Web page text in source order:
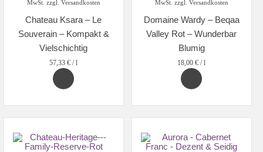
MwSt. zzgl. Versandkosten
Chateau Ksara – Le
Souverain – Kompakt &
Vielschichtig
57,33€ /l
MwSt. zzgl. Versandkosten
Domaine Wardy – Beqaa
Valley Rot – Wunderbar
Blumig
18,00€ /l